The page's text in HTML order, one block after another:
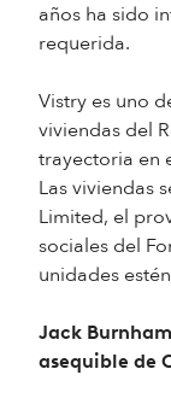
años ha sido
requerida.
Vistry es uno
viviendas del
trayectoria en
Las viviendas
Limited, el
sociales del
unidades
Jack
asequible de